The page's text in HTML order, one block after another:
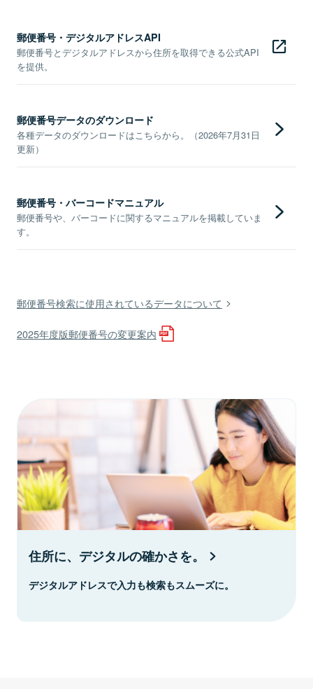
郵便番号・デジタルアドレスAPI
郵便番号とデジタルアドレスから住所を取得できる公式API
を提供。
郵便番号データのダウンロード
各種データのダウンロードはこちらから。（2026年7月31日
更新）
郵便番号・バーコードマニュアル
郵便番号や、バーコードに関するマニュアルを掲載していま
す。
郵便番号検索に使用されているデータについて
2025年度版郵便番号の変更案内
住所に、デジタルの確かさを。
デジタルアドレスで入力も検索もスムーズに。